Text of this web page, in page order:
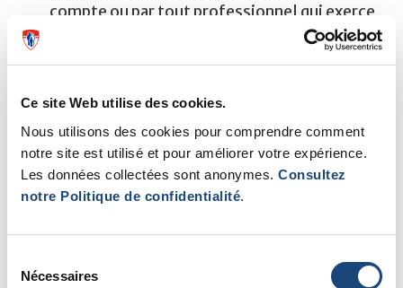
Ce site Web utilise des cookies.
Nous utilisons des cookies pour comprendre comment
notre site est utilisé et pour améliorer votre expérience.
Les données collectées sont anonymes. Consultez
notre Politique de confidentialité.
Nécessaires
compte ou par tout professionnel qui exerce
sa profession dans notre établissement;
le droit d'accès à votre dossier si vous avez 14
donné dans les plus brefs délais suivant votre
demande. Lorsque nous vous fournissons un
renseignement de nature médicale vous
concernant et contenu dans votre dossier
nous devons, à votre demande vous procurer
vous aider à comprendre ce renseignement.
Toutefois, nous pouvons vous refuser l'accès
à votre dossier momentanément si, de l'avis